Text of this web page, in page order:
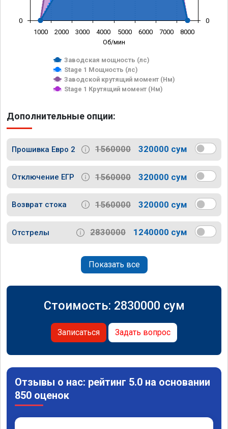
Об/мин
Заводская мощность (лс)
Stage 1 Мощность (лс)
Заводской крутящий момент (Нм)
Stage 1 Крутящий момент (Нм)
1000 2000 3000 4000 5000 6000 7000 8000
0 0
Дополнительные опции:
Прошивка Евро 2 1560000 320000 сум
Отключение ЕГР 1560000 320000 сум
Возврат стока 1560000 320000 сум
Отстрелы 2830000 1240000 сум
Показать все
Стоимость: 2830000 сум
Записаться Задать вопрос
Отзывы о нас: рейтинг 5.0 на основании
850 оценок